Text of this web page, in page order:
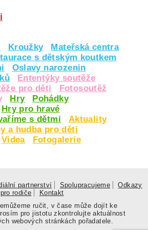
Kroužky
Mateřská centra
s dětským koutkem
Oslavy narozenin
Ententýky soutěže
pro děti
Fotosoutěž
Hry
Pohádky
Hry pro hravé
s dětmi
Aktuality
a hudba pro děti
Videa
Fotogalerie
partnerství Spolupracujeme
Odkazy
pro rodiče
Kontakt
ručit, v čase může dojít ke
pro jistotu zkontrolujte aktuálnost
webových stránkách pořadatele.